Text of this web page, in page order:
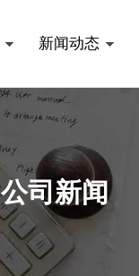
新闻动态
公司新闻